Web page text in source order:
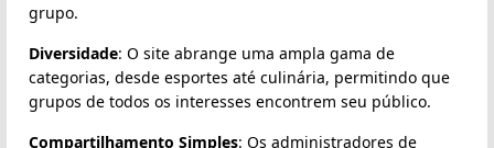
grupo.
Diversidade: O site abrange uma ampla gama de
categorias, desde esportes até culinária, permitindo que
grupos de todos os interesses encontrem seu público.
Compartilhamento Simples: Os administradores de